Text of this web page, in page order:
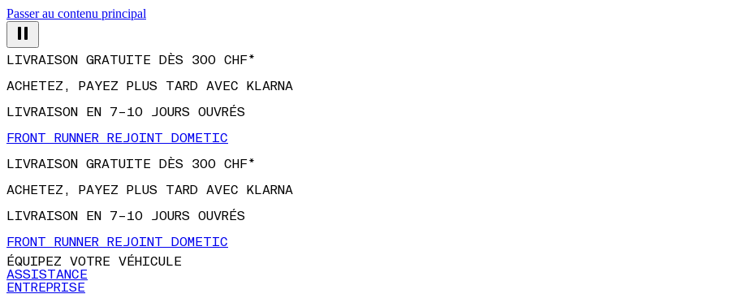
Passer au contenu principal
LIVRAISON GRATUITE DÈS 300 CHF*
ACHETEZ, PAYEZ PLUS TARD AVEC KLARNA
LIVRAISON EN 7–10 JOURS OUVRÉS
FRONT RUNNER REJOINT DOMETIC
LIVRAISON GRATUITE DÈS 300 CHF*
ACHETEZ, PAYEZ PLUS TARD AVEC KLARNA
LIVRAISON EN 7–10 JOURS OUVRÉS
FRONT RUNNER REJOINT DOMETIC
ÉQUIPEZ VOTRE VÉHICULE
ASSISTANCE
ENTREPRISE